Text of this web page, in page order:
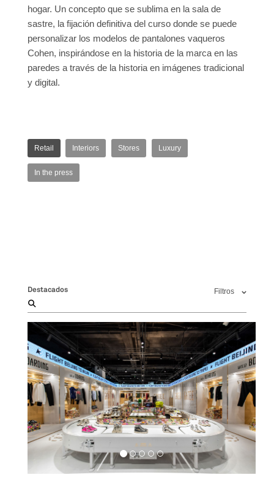
hogar. Un concepto que se sublima en la sala de
sastre, la fijación definitiva del curso donde se puede
personalizar los modelos de pantalones vaqueros
Cohen, inspirándose en la historia de la marca en las
paredes a través de la historia en imágenes tradicional
y digital.
Retail Interiors Stores Luxury
In the press
Destacados Filtros